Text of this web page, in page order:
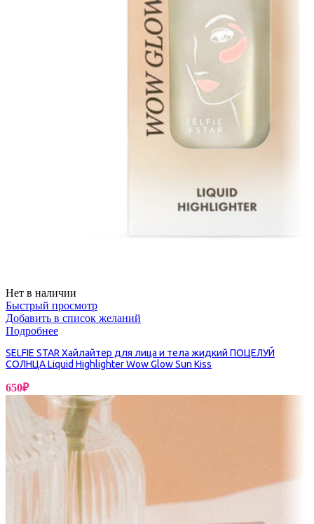
Нет в наличии
Быстрый просмотр
Добавить в список желаний
Подробнее
SELFIE STAR Хайлайтер для лица и тела жидкий ПОЦЕЛУЙ
СОЛНЦА Liquid Highlighter Wow Glow Sun Kiss
650₽